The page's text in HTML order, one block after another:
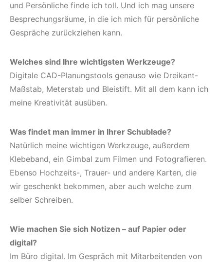
und Persönliche finde ich toll. Und ich mag unsere
Besprechungsräume, in die ich mich für persönliche
Gespräche zurückziehen kann.
Welches sind Ihre wichtigsten Werkzeuge?
Digitale CAD-Planungstools genauso wie Dreikant-
Maßstab, Meterstab und Bleistift. Mit all dem kann ich
meine Kreativität ausüben.
Was findet man immer in Ihrer Schublade?
Natürlich meine wichtigen Werkzeuge, außerdem
Klebeband, ein Gimbal zum Filmen und Fotografieren.
Ebenso Hochzeits-, Trauer- und andere Karten, die
wir geschenkt bekommen, aber auch welche zum
selber Schreiben.
Wie machen Sie sich Notizen – auf Papier oder
digital?
Im Büro digital. Im Gespräch mit Mitarbeitenden von